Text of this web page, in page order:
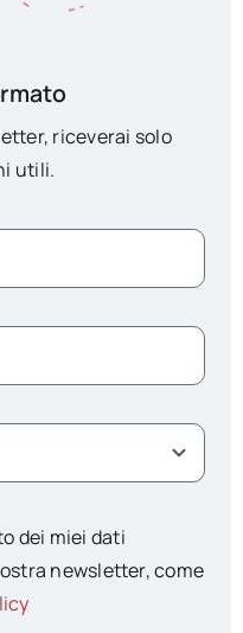
riceverai solo
utili.
dei miei dati
newsletter, come